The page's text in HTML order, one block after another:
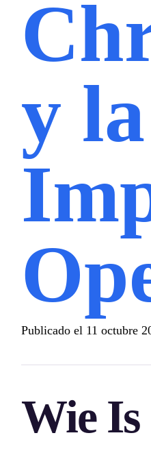
y
Publicado el 11 octubre
Wie Is